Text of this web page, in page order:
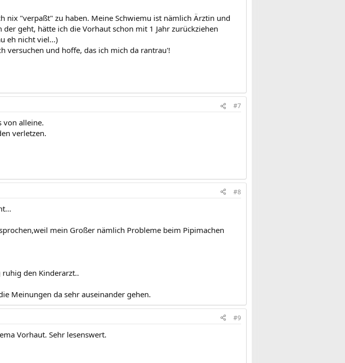
nix "verpaßt" zu haben. Meine Schwiemu ist nämlich Ärztin und
geht, hätte ich die Vorhaut schon mit 1 Jahr zurückziehen
eh nicht viel...)
versuchen und hoffe, das ich mich da rantrau'!
#7
von alleine.
verletzen.
#8
mein Großer nämlich Probleme beim Pipimachen
den Kinderarzt..
Meinungen da sehr auseinander gehen.
#9
Vorhaut. Sehr lesenswert.